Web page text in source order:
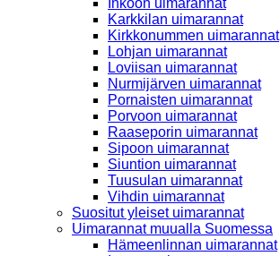
Karkkilan uimarannat
Kirkkonummen uimarannat
Lohjan uimarannat
Loviisan uimarannat
Nurmijärven uimarannat
Pornaisten uimarannat
Porvoon uimarannat
Raaseporin uimarannat
Sipoon uimarannat
Siuntion uimarannat
Tuusulan uimarannat
Vihdin uimarannat
Suositut yleiset uimarannat
Uimarannat muualla Suomessa
Hämeenlinnan uimarannat